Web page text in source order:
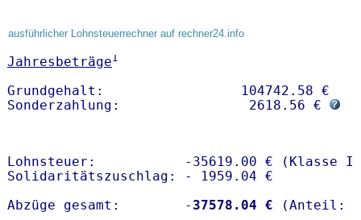
ausführlicher Lohnsteuerrechner auf rechner24.info
Jahresbeträge1
Grundgehalt:                 104742.58 €
Sonderzahlung:                2618.56 €
Lohnsteuer:           -35619.00 € (Klasse I)
Solidaritätszuschlag: - 1959.04 €
Abzüge gesamt:        - 37578.04 €